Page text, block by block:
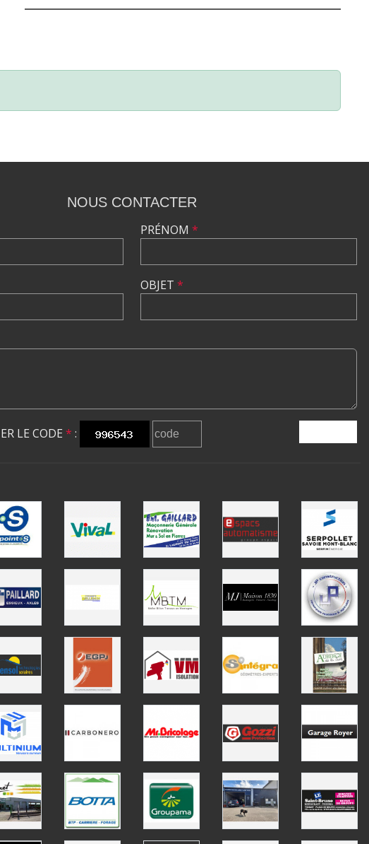
NOUS CONTACTER
PRÉNOM *
OBJET *
LE CODE * :